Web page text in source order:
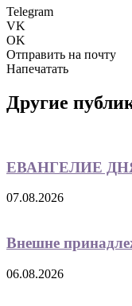
Telegram
VK
OK
Отправить на почту
Напечатать
Другие
ЕВАНГЕЛИЕ
07.08.2026
Внешне
06.08.2026